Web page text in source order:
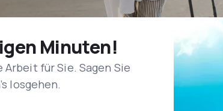
Minuten!
für Sie. Sagen Sie
losgehen.